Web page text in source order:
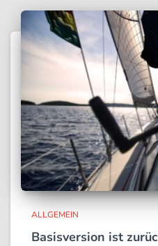
ALLGEMEIN
Basisversion ist